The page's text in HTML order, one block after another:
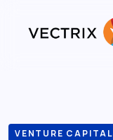
VENTURE CAPITAL